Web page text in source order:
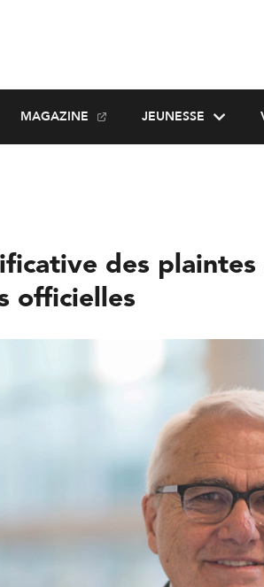
MAGAZINE JEUNESSE
des
officielles